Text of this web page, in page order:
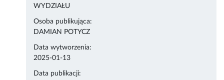
WYDZIAŁU
Osoba publikująca:
DAMIAN POTYCZ
Data wytworzenia:
2025-01-13
Data publikacji: